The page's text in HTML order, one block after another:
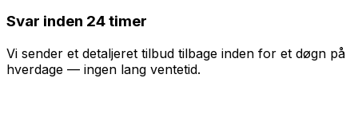
Svar inden 24 timer
Vi sender et detaljeret tilbud tilbage inden for et døgn på
hverdage — ingen lang ventetid.